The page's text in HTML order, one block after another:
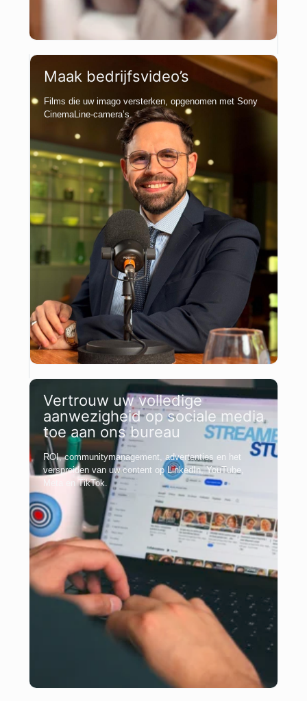
Maak bedrijfsvideo’s
Films die uw imago versterken, opgenomen met Sony
CinemaLine-camera’s.
Vertrouw uw volledige
aanwezigheid op sociale media
toe aan ons bureau
ROI, communitymanagement, advertenties en het
verspreiden van uw content op LinkedIn, YouTube,
Meta en TikTok.